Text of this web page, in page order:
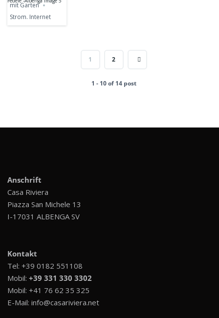
mit Garten
Strom. Internet
1 2
1 - 10 of 14 post
Anschrift
Casa Riviera
Piazza San Michele 13
I-17031 ALBENGA SV
Kontakt
Tel: +39 0182 551108
Mobil: +39 331 330 3302
Mobil: +41 76 62 35 325
E-Mail: info@casariviera.net